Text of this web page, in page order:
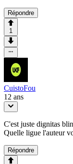
Répondre
1
CuistoFou
12 ans
C'est juste dignitas
Quelle ligue l'auteur
Répondre